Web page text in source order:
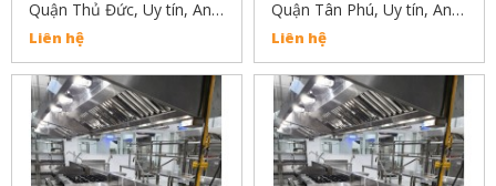
Quận Thủ Đức, Uy tín, An
Toàn, Chất Lượng Liên Hệ:
02838304030
Liên hệ
Quận Tân Phú, Uy tín, An
Toàn, Chất Lượng
Liên hệ